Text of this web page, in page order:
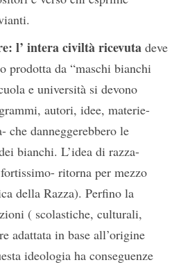
l’ intera civiltà ricevuta deve
prodotta da “maschi bianchi
e università si devono
autori, idee, materie-
che danneggerebbero le
bianchi. L’idea di razza-
ritorna per mezzo
della Razza). Perfino la
( scolastiche, culturali,
adattata in base all’origine
ideologia ha conseguenze